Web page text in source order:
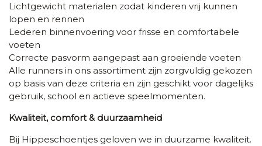
Lichtgewicht materialen zodat kinderen vrij kunnen
lopen en rennen
Lederen binnenvoering voor frisse en comfortabele
voeten
Correcte pasvorm aangepast aan groeiende voeten
Alle runners in ons assortiment zijn zorgvuldig gekozen
op basis van deze criteria en zijn geschikt voor dagelijks
gebruik, school en actieve speelmomenten.
Kwaliteit, comfort & duurzaamheid
Bij Hippeschoentjes geloven we in duurzame kwaliteit.